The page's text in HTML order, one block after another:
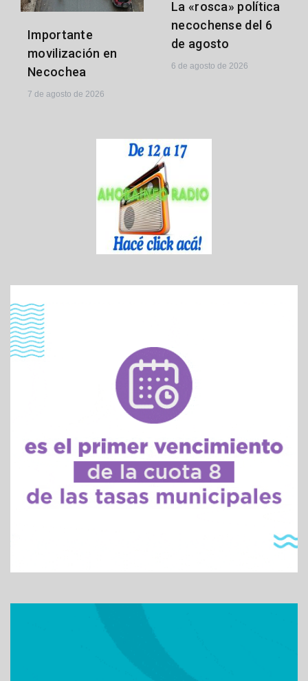
Importante
movilización en
Necochea
7 de agosto de 2026
La «rosca» política
necochense del 6
de agosto
6 de agosto de 2026